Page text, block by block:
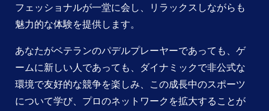
フェッショナルが一堂に会し、リラックスしながらも
魅力的な体験を提供します。
あなたがベテランのパデルプレーヤーであっても、ゲ
ームに新しい人であっても、ダイナミックで非公式な
環境で友好的な競争を楽しみ、この成長中のスポーツ
について学び、プロのネットワークを拡大することが